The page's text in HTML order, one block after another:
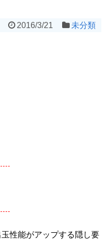
2016/3/21 未分類
玉性能がアップする隠し要